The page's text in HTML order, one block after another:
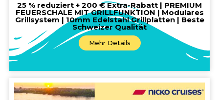
25 % reduziert + 200 € Extra-Rabatt | PREMIUM
FEUERSCHALE MIT GRILLFUNKTION | Modulares
Grillsystem | 10mm Edelstahl Grillplatten | Beste
Schweizer Qualität
Mehr Details